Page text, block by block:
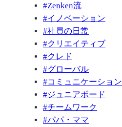
#Zenken流
#イノベーション
#社員の日常
#クリエイティブ
#クレド
#グローバル
#コミュニケーション
#ジュニアボード
#チームワーク
#パパ・ママ